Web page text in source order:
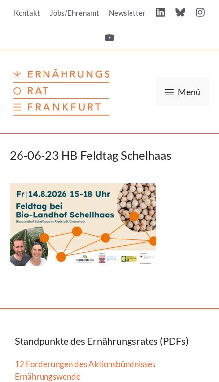
InhaltKontakt Jobs/Ehrenamt Newsletter
Menü
26-06-23 HB Feldtag Schelhaas
Standpunkte des Ernährungsrates (PDFs)
12 Forderungen des Aktionsbündnisses
Ernährungswende